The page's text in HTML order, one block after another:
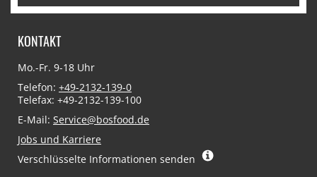
KONTAKT
Mo.-Fr. 9-18 Uhr
Telefon: +49-2132-139-0
Telefax: +49-2132-139-100
E-Mail: Service@bosfood.de
Jobs und Karriere
Verschlüsselte Informationen senden